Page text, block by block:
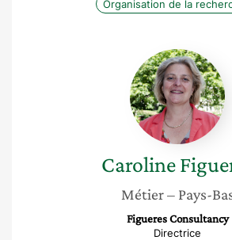
Organisation de la
Caroline
Figueres
Caroline
Métier – Pays-
Figueres Consultancy
Directrice